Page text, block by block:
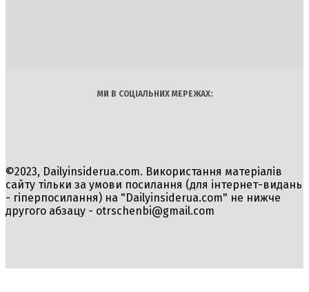
МИ В СОЦІАЛЬНИХ МЕРЕЖАХ:
©2023, Dailyinsiderua.com. Використання матеріалів
сайту тільки за умови посилання (для інтернет-видань
- гіперпосилання) на "Dailyinsiderua.com" не нижче
другого абзацу - otrschenbi@gmail.com